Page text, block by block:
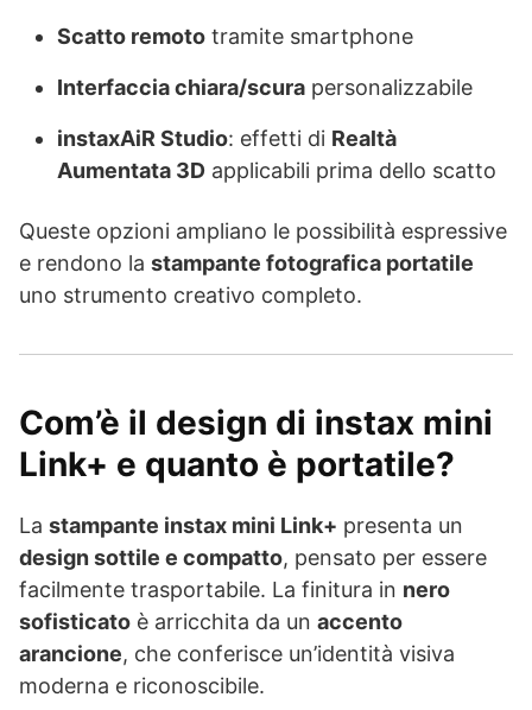
Scatto remoto tramite smartphone
Interfaccia chiara/scura personalizzabile
instaxAiR Studio: effetti di Realtà
Aumentata 3D applicabili prima dello scatto
Queste opzioni ampliano le possibilità espressive
e rendono la stampante fotografica portatile
uno strumento creativo completo.
Com’è il design di instax mini
Link+ e quanto è portatile?
La stampante instax mini Link+ presenta un
design sottile e compatto, pensato per essere
facilmente trasportabile. La finitura in nero
sofisticato è arricchita da un accento
arancione, che conferisce un’identità visiva
moderna e riconoscibile.